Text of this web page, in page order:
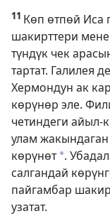
11 Көп өтпөй Иса
шакирттери
түндүк чек
тартат. Галилея
Хермондун ак
көрүнөр эле.
четиндеги айыл-
улам
көрүнөт *.
салгандай
пайгамбар
узатат.